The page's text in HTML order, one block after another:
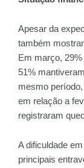
Apesar da
também
Em março,
51%
mesmo
em relação a
registraram
A dificuldade
principais